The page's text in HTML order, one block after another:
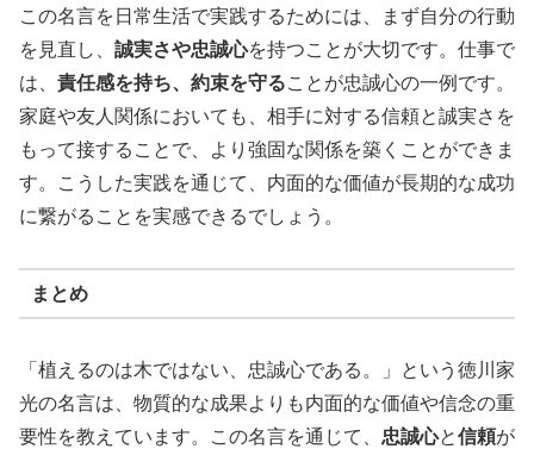
この名言を日常生活で実践するためには、まず自分の行動
を見直し、 誠実さや忠誠心を持つことが大切です。仕事で
は、 責任感を持ち、約束を守ることが忠誠心の一例です。
家庭や友人関係においても、相手に対する信頼と誠実さを
もって接することで、より強固な関係を築くことができま
す。こうした実践を通じて、内面的な価値が長期的な成功
に繋がることを実感できるでしょう。
まとめ
「植えるのは木ではない、忠誠心である。」という徳川家
光の名言は、物質的な成果よりも内面的な価値や信念の重
要性を教えています。この名言を通じて、 忠誠心と信頼が